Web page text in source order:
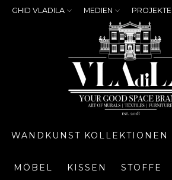
GHID VLADILA MEDIEN PROJEKTE
WANDKUNST KOLLEKTIONEN
MÖBEL KISSEN STOFFE